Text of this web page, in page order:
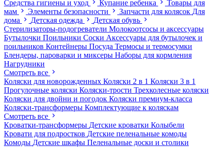
Средства гигиены и уход
Купание ребенка
Товары для
мам
Элементы безопасности Запчасти для колясок Для
дома
Детская одежда
Детская обувь
Стерилизаторы-подогреватели Молокоотсосы и аксессуары
Бутылочки Поильники Соски Аксессуары для бутылочек и
поильников Контейнеры Посуда Термосы и термосумки
Блендеры, пароварки и миксеры Наборы для кормления
Нагрудники
Смотреть все
Коляски для новорожденных Коляски 2 в 1 Коляски 3 в 1
Прогулочные коляски Коляски-трости Трехколесные коляски
Коляски для двойни и погодок Коляски премиум-класса
Коляски-трансформеры Комплектующие к коляскам
Смотреть все
Кроватки-трансформеры Детские кроватки Колыбели
Кровати для подростков Детские пеленальные комоды
Комоды Детские шкафы Пеленальные доски и столики